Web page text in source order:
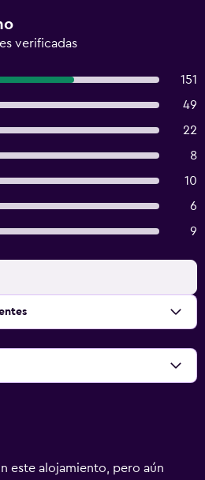
verificadas
151
49
22
8
10
6
9
este alojamiento, pero aún